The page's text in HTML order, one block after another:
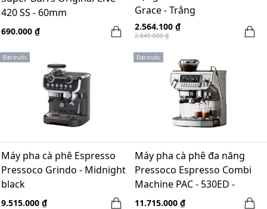
420 SS - 60mm
690.000 ₫
Grace - Trắng
2.564.100 ₫
2.849.000 ₫
Đặt trước
Máy pha cà phê Espresso
Pressoco Grindo - Midnight
black
9.515.000 ₫
Đặt trước
Máy pha cà phê đa năng
Pressoco Espresso Combi
Machine PAC - 530ED -
1560W - Double Boiler,
11.715.000 ₫